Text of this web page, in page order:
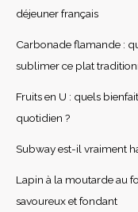
déjeuner français
Carbonade flamande :
sublimer ce plat
Fruits en U : quels
quotidien ?
Subway est-il vraiment
Lapin à la moutarde au
savoureux et fondant